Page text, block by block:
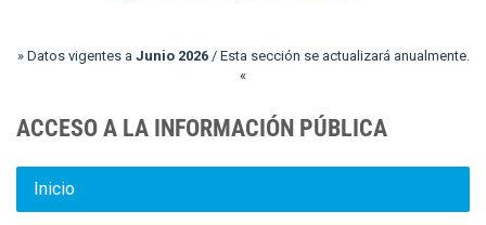
» Datos vigentes a Junio 2026/ Esta sección se actualizará anualmente.
«
ACCESO A LA INFORMACIÓN PÚBLICA
Inicio